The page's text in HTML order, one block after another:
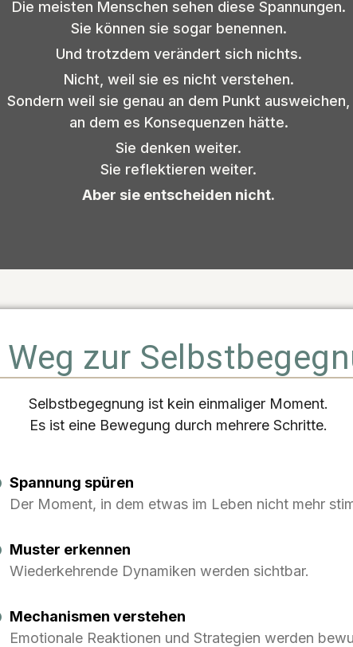
Die meisten Menschen sehen diese Spannungen.
Sie können sie sogar benennen.
Und trotzdem verändert sich nichts.
Nicht, weil sie es nicht verstehen.
Sondern weil sie genau an dem Punkt ausweichen,
an dem es Konsequenzen hätte.
Sie denken weiter.
Sie reflektieren weiter.
Aber sie entscheiden nicht.
Weg zur
Selbstbegegnung ist kein einmaliger Moment.
Es ist eine Bewegung durch mehrere Schritte.
Spannung spüren
Der Moment, in dem etwas im Leben nicht mehr
Muster erkennen
Wiederkehrende Dynamiken werden sichtbar.
Mechanismen verstehen
Emotionale Reaktionen und Strategien werden